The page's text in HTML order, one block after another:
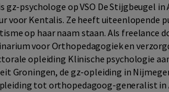
gz-psychologe op VSO De Stijgbeugel in
voor Kentalis. Ze heeft uiteenlopende
op haar naam staan. Als freelance
voor Orthopedagogiek en
opleiding Klinische psychologie
Groningen, de gz-opleiding in
tot orthopedagoog-generalist in